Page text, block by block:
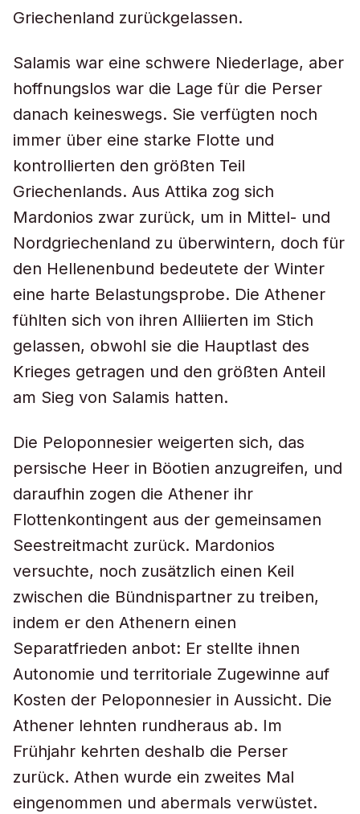
Griechenland zurückgelassen.
Salamis war eine schwere Niederlage, aber
hoffnungslos war die Lage für die Perser
danach keineswegs. Sie verfügten noch
immer über eine starke Flotte und
kontrollierten den größten Teil
Griechenlands. Aus Attika zog sich
Mardonios zwar zurück, um in Mittel- und
Nordgriechenland zu überwintern, doch für
den Hellenenbund bedeutete der Winter
eine harte Belastungsprobe. Die Athener
fühlten sich von ihren Alliierten im Stich
gelassen, obwohl sie die Hauptlast des
Krieges getragen und den größten Anteil
am Sieg von Salamis hatten.
Die Peloponnesier weigerten sich, das
persische Heer in Böotien anzugreifen, und
daraufhin zogen die Athener ihr
Flottenkontingent aus der gemeinsamen
Seestreitmacht zurück. Mardonios
versuchte, noch zusätzlich einen Keil
zwischen die Bündnispartner zu treiben,
indem er den Athenern einen
Separatfrieden anbot: Er stellte ihnen
Autonomie und territoriale Zugewinne auf
Kosten der Peloponnesier in Aussicht. Die
Athener lehnten rundheraus ab. Im
Frühjahr kehrten deshalb die Perser
zurück. Athen wurde ein zweites Mal
eingenommen und abermals verwüstet.